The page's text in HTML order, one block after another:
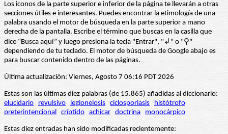
Los iconos de la parte superior e inferior de la página te llevarán a otras
secciones útiles e interesantes. Puedes encontrar la etimología de una
palabra usando el motor de búsqueda en la parte superior a mano
derecha de la pantalla. Escribe el término que buscas en la casilla que
dice “Busca aquí” y luego presiona la tecla "Entrar", "↲" o "⚲"
dependiendo de tu teclado. El motor de búsqueda de Google abajo es
para buscar contenido dentro de las páginas.
Última actualización: Viernes, Agosto 7 06:16 PDT 2026
Estas son las últimas diez palabras (de 15.865) añadidas al diccionario:
elucidario
revulsivo legionelosis ciclosporiasis
histótrofo
preterintencional críptido achicar doctrina monocárpico
Estas diez entradas han sido modificadas recientemente: